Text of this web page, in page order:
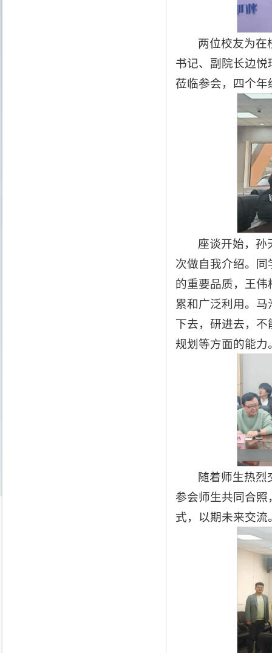
两位校友为在
书记、副院长边
莅临参会，四个
座谈开始，孙
次做自我介绍。
的重要品质，王
累和广泛利用。
下去，研进去，
规划等方面的能力
随着师生热烈
参会师生共同合
式，以期未来交